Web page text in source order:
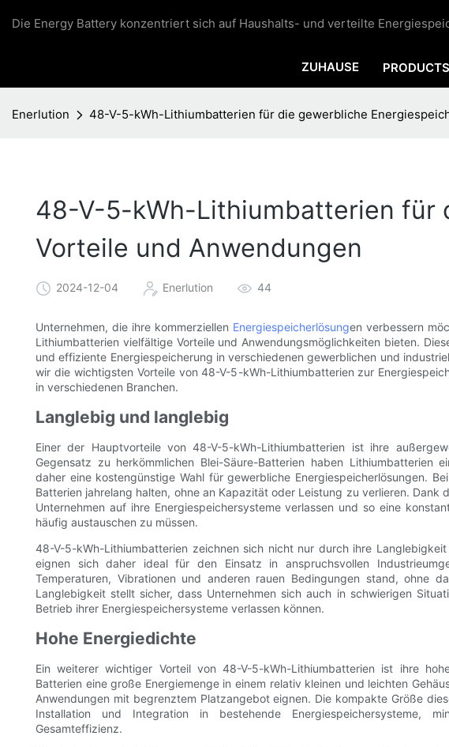
Die Energy Battery konzentriert sich auf Haushalts- und verteilte
ZUHAUSE PRODUCTS
Enerlution 48-V-5-kWh-Lithiumbatterien für die gewerbliche
48-V-5-kWh-Lithiumbatterien für
Vorteile und Anwendungen
2024-12-04 Enerlution 44
Unternehmen, die ihre kommerziellen Energiespeicherlösungen verbessern
Lithiumbatterien vielfältige Vorteile und Anwendungsmöglichkeiten bieten.
und effiziente Energiespeicherung in verschiedenen gewerblichen und
wir die wichtigsten Vorteile von 48-V-5-kWh-Lithiumbatterien zur
in verschiedenen Branchen.
Langlebig und langlebig
Einer der Hauptvorteile von 48-V-5-kWh-Lithiumbatterien ist ihre
Gegensatz zu herkömmlichen Blei-Säure-Batterien haben Lithiumbatterien
daher eine kostengünstige Wahl für gewerbliche Energiespeicherlösungen.
Batterien jahrelang halten, ohne an Kapazität oder Leistung zu verlieren. Dank
Unternehmen auf ihre Energiespeichersysteme verlassen und so eine
häufig austauschen zu müssen.
48-V-5-kWh-Lithiumbatterien zeichnen sich nicht nur durch ihre
eignen sich daher ideal für den Einsatz in anspruchsvollen
Temperaturen, Vibrationen und anderen rauen Bedingungen stand, ohne
Langlebigkeit stellt sicher, dass Unternehmen sich auch in schwierigen
Betrieb ihrer Energiespeichersysteme verlassen können.
Hohe Energiedichte
Ein weiterer wichtiger Vorteil von 48-V-5-kWh-Lithiumbatterien ist ihre
Batterien eine große Energiemenge in einem relativ kleinen und leichten
Anwendungen mit begrenztem Platzangebot eignen. Die kompakte Größe
Installation und Integration in bestehende Energiespeichersysteme,
Gesamteffizienz.